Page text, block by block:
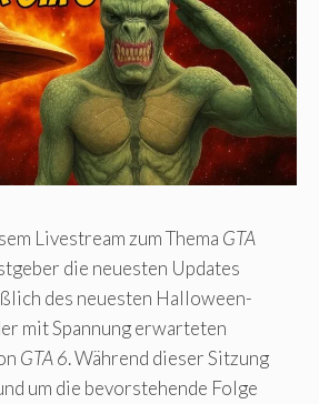
Livestream zum Thema GTA
die neuesten Updates
des neuesten Halloween-
mit Spannung erwarteten
GTA 6. Während dieser Sitzung
um die bevorstehende Folge